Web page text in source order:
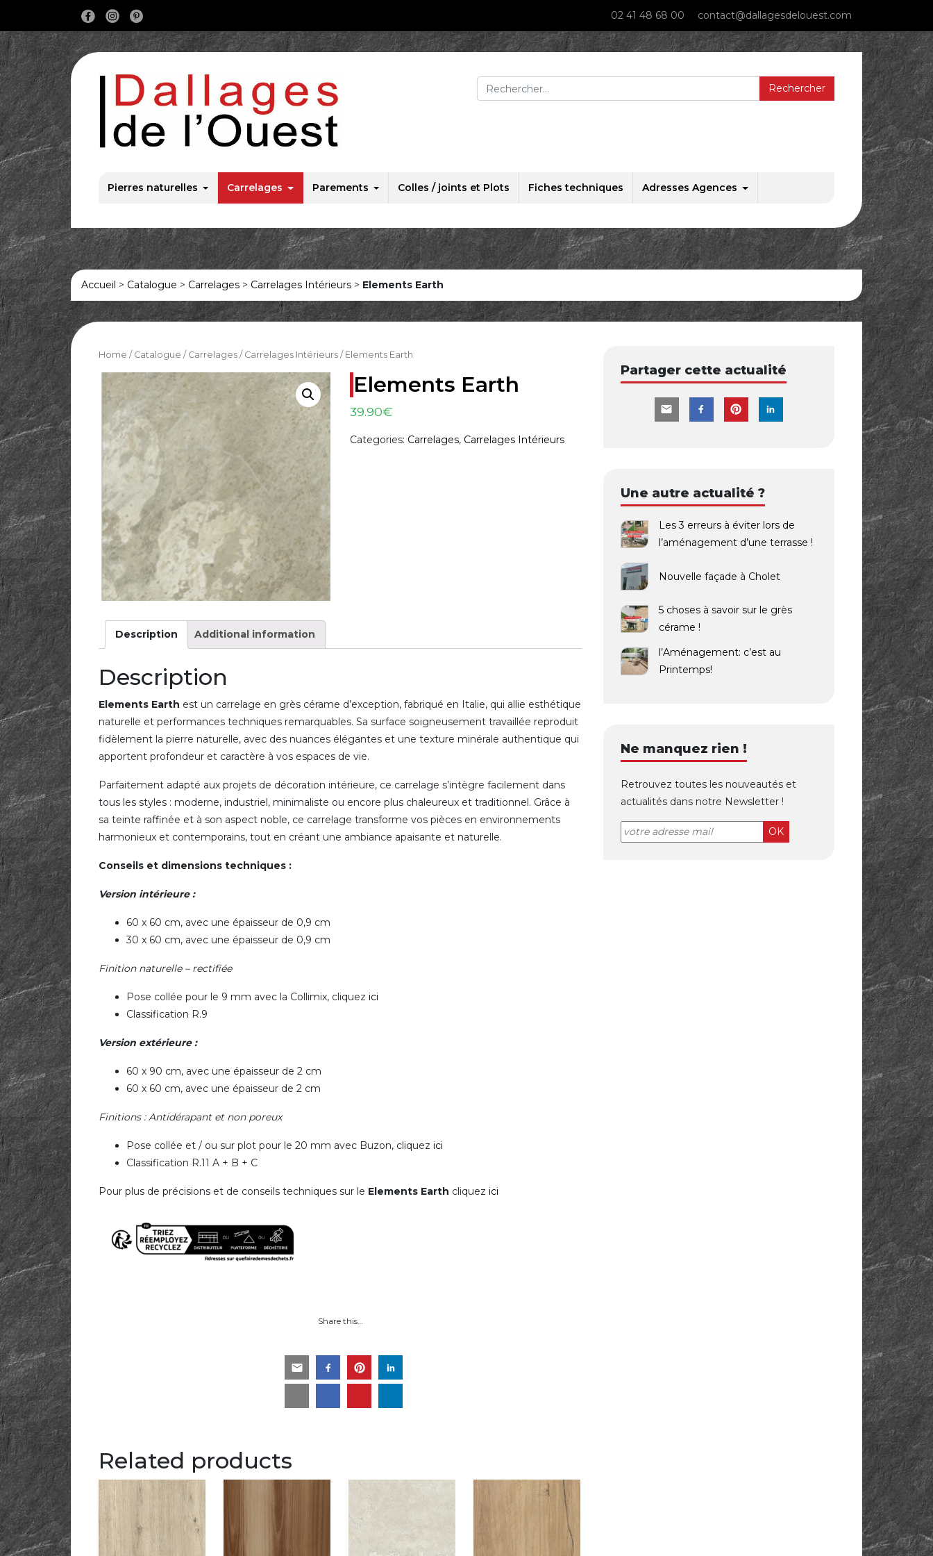
Main Navigation 02 41 48 68 00 contact@dallagesdelouest.com
Rechercher :
Pierres naturelles Carrelages Parements Colles / joints et Plots Fiches techniques Adresses Agences
Accueil > Catalogue > Carrelages > Carrelages Intérieurs > Elements Earth
Home / Catalogue / Carrelages / Carrelages Intérieurs / Elements Earth
Elements Earth
39.90€
Categories: Carrelages, Carrelages Intérieurs
Description Additional information
Description
Elements Earth est un carrelage en grès cérame d’exception, fabriqué en Italie, qui allie esthétique
naturelle et performances techniques remarquables. Sa surface soigneusement travaillée reproduit
fidèlement la pierre naturelle, avec des nuances élégantes et une texture minérale authentique qui
apportent profondeur et caractère à vos espaces de vie.
Parfaitement adapté aux projets de décoration intérieure, ce carrelage s’intègre facilement dans
tous les styles : moderne, industriel, minimaliste ou encore plus chaleureux et traditionnel. Grâce à
sa teinte raffinée et à son aspect noble, ce carrelage transforme vos pièces en environnements
harmonieux et contemporains, tout en créant une ambiance apaisante et naturelle.
Conseils et dimensions techniques :
Version intérieure :
60 x 60 cm, avec une épaisseur de 0,9 cm
30 x 60 cm, avec une épaisseur de 0,9 cm
Finition naturelle – rectifiée
Pose collée pour le 9 mm avec la Collimix, cliquez ici
Classification R.9
Version extérieure :
60 x 90 cm, avec une épaisseur de 2 cm
60 x 60 cm, avec une épaisseur de 2 cm
Finitions : Antidérapant et non poreux
Pose collée et / ou sur plot pour le 20 mm avec Buzon, cliquez ici
Classification R.11 A + B + C
Pour plus de précisions et de conseils techniques sur le Elements Earth cliquez ici
Share this…
Related products
Partager cette actualité
Une autre actualité ?
Les 3 erreurs à éviter lors de
l’aménagement d’une terrasse !
Nouvelle façade à Cholet
5 choses à savoir sur le grès
cérame !
l’Aménagement: c’est au
Printemps!
Ne manquez rien !
Retrouvez toutes les nouveautés et
actualités dans notre Newsletter !
OK